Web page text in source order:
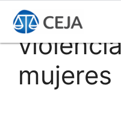
mujeres